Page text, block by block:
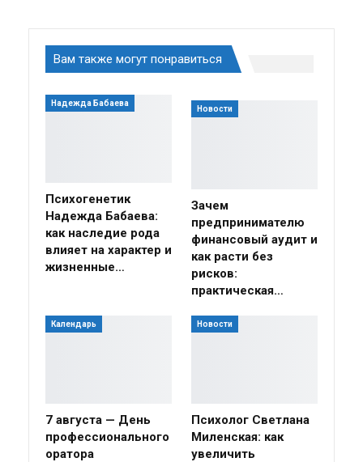
Вам также могут понравиться
Надежда Бабаева
Психогенетик
Надежда Бабаева:
как наследие рода
влияет на характер и
жизненные…
Новости
Зачем
предпринимателю
финансовый аудит и
как расти без
рисков:
практическая…
Календарь
7 августа — День
профессионального
оратора
Новости
Психолог Светлана
Миленская: как
увеличить